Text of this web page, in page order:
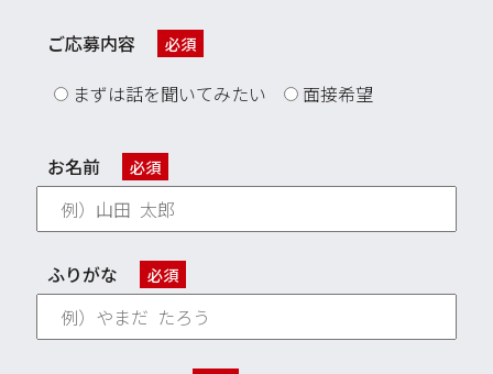
ご応募内容 必須
まずは話を聞いてみたい 面接希望
お名前 必須
ふりがな 必須